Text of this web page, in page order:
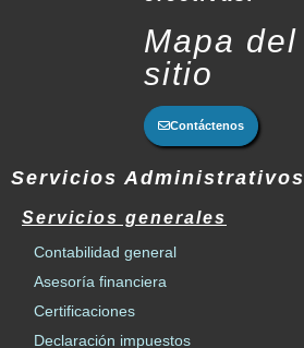
Mapa del
sitio
Contáctenos
Servicios Administrativos
Servicios generales
Contabilidad general
Asesoría financiera
Certificaciones
Declaración impuestos